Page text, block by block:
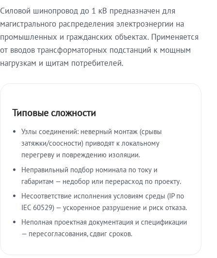
Силовой шинопровод до 1 кВ предназначен для
магистрального распределения электроэнергии на
промышленных и гражданских объектах. Применяется
от вводов трансформаторных подстанций к мощным
нагрузкам и щитам потребителей.
Типовые сложности
Узлы соединений: неверный монтаж (срывы
затяжки/соосности) приводят к локальному
перегреву и повреждению изоляции.
Неправильный подбор номинала по току и
габаритам — недобор или перерасход по проекту.
Несоответствие исполнения условиям среды (IP по
IEC 60529) — ускоренное разрушение и риск отказа.
Неполная проектная документация и спецификации
— пересогласования, сдвиг сроков.